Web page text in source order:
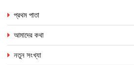
প্রথম পাতা
আমাদের কথা
নতুন সংখ্যা